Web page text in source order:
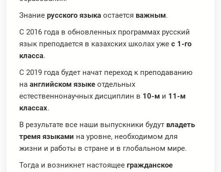
Знаниерусского языка остается важным.
С 2016 года в обновленных программах русский
язык преподается в казахских школах ужес 1-го
класса.
С 2019 года будет начат переход к преподаванию
наанглийском языке отдельных
естественнонаучных дисциплин в 10-м и 11-м
классах.
В результате все наши выпускники будут владеть
тремя языками на уровне, необходимом для
жизни и работы в стране и в глобальном мире.
Тогда и возникнет настоящеегражданское